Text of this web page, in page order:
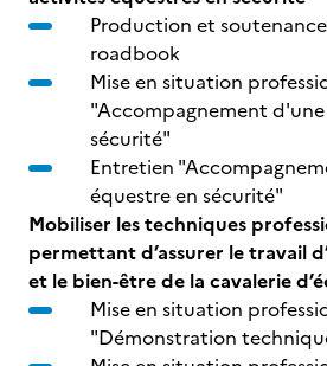
Production et
roadbook
Mise en situation
"Accompagnement
sécurité"
Entretien
équestre en sécurité"
Mobiliser les techniques
permettant d’assurer le travail
et le bien-être de la cavalerie
Mise en situation
"Démonstration